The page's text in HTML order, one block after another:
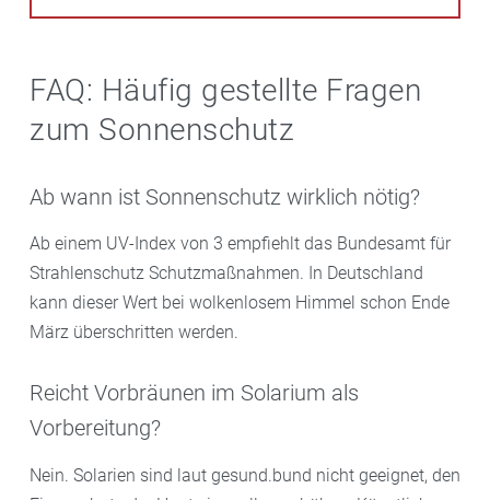
FAQ: Häufig gestellte Fragen
zum Sonnenschutz
Ab wann ist Sonnenschutz wirklich nötig?
Ab einem UV-Index von 3 empfiehlt das Bundesamt für
Strahlenschutz Schutzmaßnahmen. In Deutschland
kann dieser Wert bei wolkenlosem Himmel schon Ende
März überschritten werden.
Reicht Vorbräunen im Solarium als
Vorbereitung?
Nein. Solarien sind laut gesund.bund nicht geeignet, den